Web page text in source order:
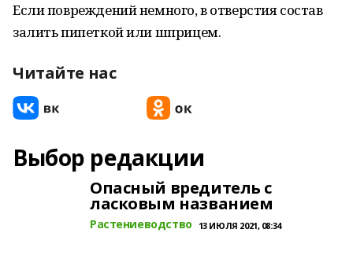
Если повреждений немного, в отверстия состав
залить пипеткой или шприцем.
Читайте нас
Выбор редакции
Опасный вредитель с
ласковым названием
Растениеводство 13 ИЮЛЯ 2021, 08:34